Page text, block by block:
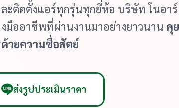
ะติดตั้งแอร์ทุกรุ่นทุกยี่ห้อ บริษัท โนอาร์
มืออาชีพที่ผ่านงานมาอย่างยาวนาน คุย
ด้วยความซื่อสัตย์
ส่งรูปประเมินราคา